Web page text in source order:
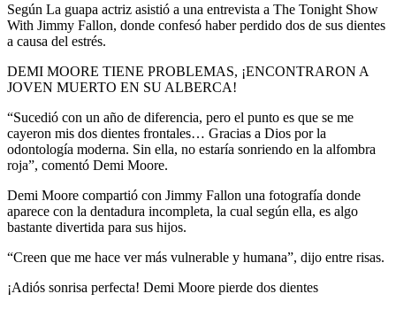
Según La guapa actriz asistió a una entrevista a The Tonight Show
With Jimmy Fallon, donde confesó haber perdido dos de sus dientes
a causa del estrés.
DEMI MOORE TIENE PROBLEMAS, ¡ENCONTRARON A
JOVEN MUERTO EN SU ALBERCA!
“Sucedió con un año de diferencia, pero el punto es que se me
cayeron mis dos dientes frontales… Gracias a Dios por la
odontología moderna. Sin ella, no estaría sonriendo en la alfombra
roja”, comentó Demi Moore.
Demi Moore compartió con Jimmy Fallon una fotografía donde
aparece con la dentadura incompleta, la cual según ella, es algo
bastante divertida para sus hijos.
“Creen que me hace ver más vulnerable y humana”, dijo entre risas.
¡Adiós sonrisa perfecta! Demi Moore pierde dos dientes